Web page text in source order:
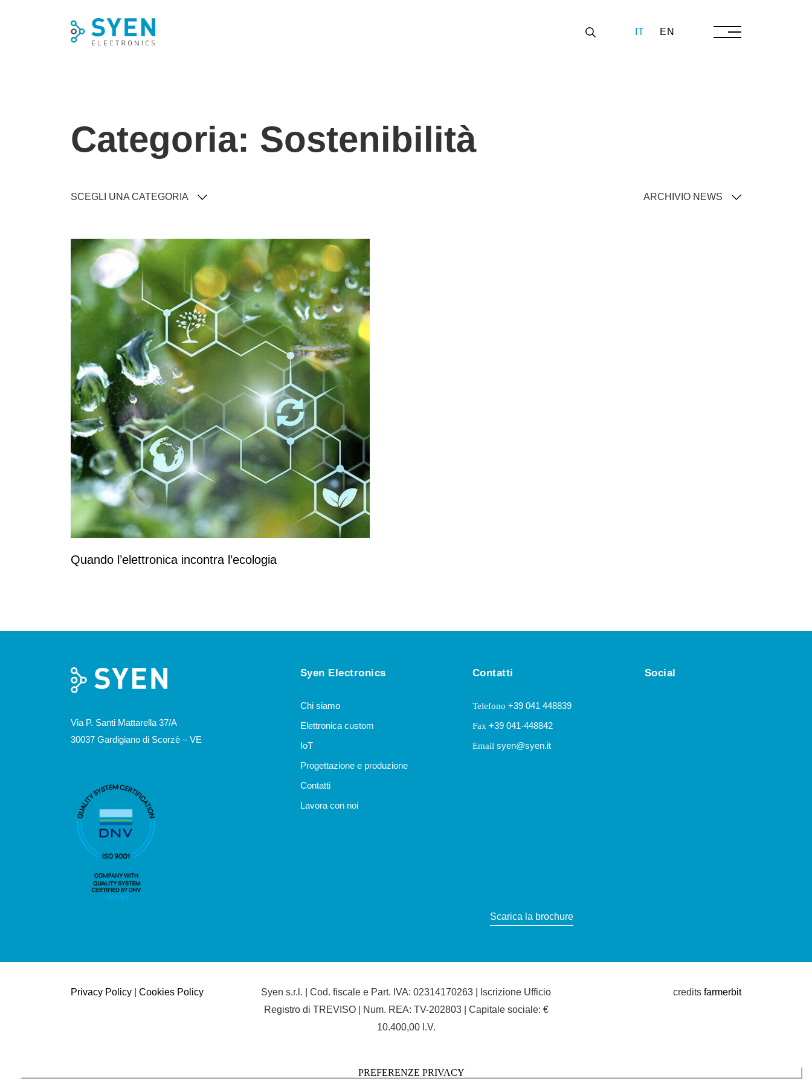
IT EN
Categoria: Sostenibilità
SCEGLI UNA CATEGORIA ARCHIVIO NEWS
Quando l’elettronica incontra l’ecologia
Via P. Santi Mattarella 37/A
30037 Gardigiano di Scorzè – VE
Syen Electronics
Chi siamo
Elettronica custom
IoT
Progettazione e produzione
Contatti
Lavora con noi
Contatti
Telefono +39 041 448839
Fax +39 041-448842
Email syen@syen.it
Scarica la brochure
Social
Privacy Policy Cookies Policy
Syen s.r.l. | Cod. fiscale e Part. IVA: 02314170263 | Iscrizione Ufficio
Registro di TREVISO | Num. REA: TV-202803 | Capitale sociale: €
10.400,00 I.V.
credits farmerbit